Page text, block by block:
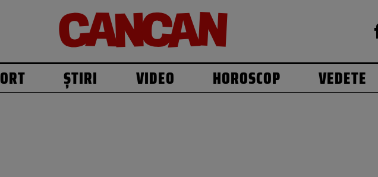
ȘTIRI VIDEO HOROSCOP VEDETE